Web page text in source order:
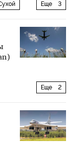
Еще 3
Еще 2